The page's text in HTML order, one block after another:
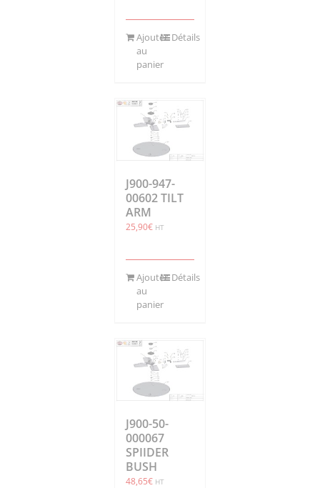
Ajouter
au
panier
Détails
J900-947-
00602 TILT
ARM
25,90€ HT
Ajouter
au
panier
Détails
J900-50-
000067
SPIIDER
BUSH
48,65€ HT